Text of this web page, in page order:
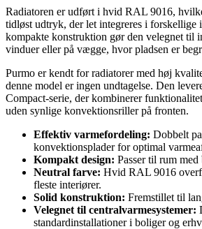
Radiatoren er udført i hvid RAL 9016,
tidløst udtryk, der let integreres i forskellige
kompakte konstruktion gør den velegnet til
vinduer eller på vægge, hvor pladsen er
Purmo er kendt for radiatorer med høj
denne model er ingen undtagelse. Den
Compact-serie, der kombinerer
uden synlige konvektionsriller på fronten.
Effektiv varmefordeling: Dobbelt
konvektionsplader for optimal
Kompakt design: Passer til rum
Neutral farve: Hvid RAL 9016
fleste interiører.
Solid konstruktion: Fremstillet til
Velegnet til centralvarmesystemer:
standardinstallationer i boliger og